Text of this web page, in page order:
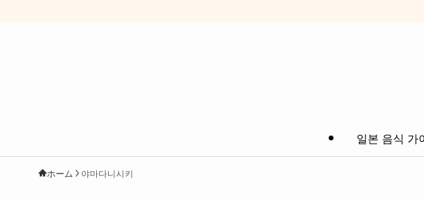
일본 음식 가
ホーム 야마다니시키